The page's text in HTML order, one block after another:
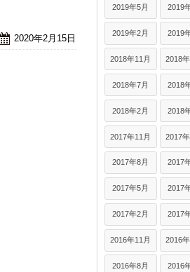
2020年2月15日
2019年5月 2019
2019年2月 2019
2018年11月 2018
2018年7月 2018
2018年2月 2018
2017年11月 2017
2017年8月 2017
2017年5月 2017
2017年2月 2017
2016年11月 2016
2016年8月 2016